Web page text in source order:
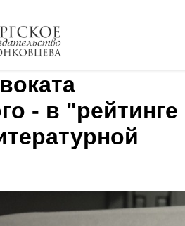
"Дом со
- в "рейтинге